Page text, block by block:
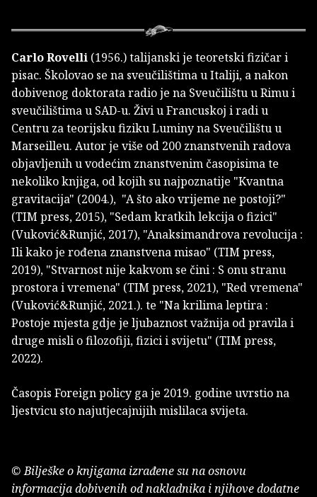
Carlo Rovelli (1956.) talijanski je teoretski fizičar i
pisac. Školovao se na sveučilištima u Italiji, a nakon
dobivenog doktorata radio je na Sveučilištu u Rimu i
sveučilištima u SAD-u. Živi u Francuskoj i radi u
Centru za teorijsku fiziku Luminy na Sveučilištu u
Marseilleu. Autor je više od 200 znanstvenih radova
objavljenih u vodećim znanstvenim časopisima te
nekoliko knjiga, od kojih su najpoznatije "Kvantna
gravitacija" (2004.), "A što ako vrijeme ne postoji?"
(TIM press, 2015), "Sedam kratkih lekcija o fizici"
(Vuković&Runjić, 2017), "Anaksimandrova revolucija :
Ili kako je rođena znanstvena misao" (TIM press,
2019), "Stvarnost nije kakvom se čini : S onu stranu
prostora i vremena" (TIM press, 2021), "Red vremena"
(Vuković&Runjić, 2021.). te "Na krilima leptira :
Postoje mjesta gdje je ljubaznost važnija od pravila i
druge misli o filozofiji, fizici i svijetu" (TIM press,
2022).
Časopis Foreign policy ga je 2019. godine uvrstio na
ljestvicu sto najutjecajnijih mislilaca svijeta.
© Bilješke o knjigama izrađene su na osnovu
informacija dobivenih od nakladnika i njihove dodatne